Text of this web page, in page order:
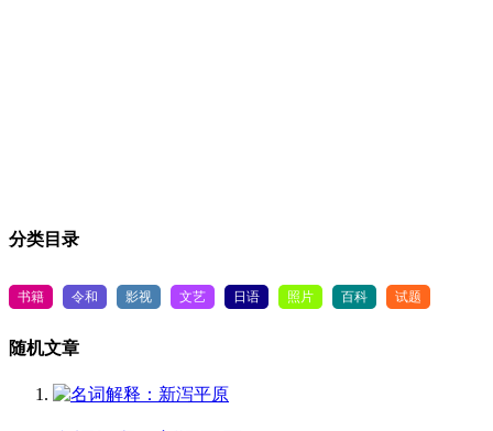
分类目录
书籍 令和 影视 文艺 日语 照片 百科 试题
随机文章